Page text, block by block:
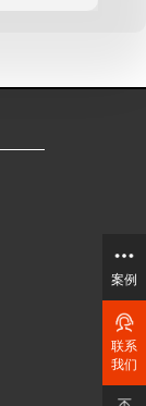
案例
联系
我们